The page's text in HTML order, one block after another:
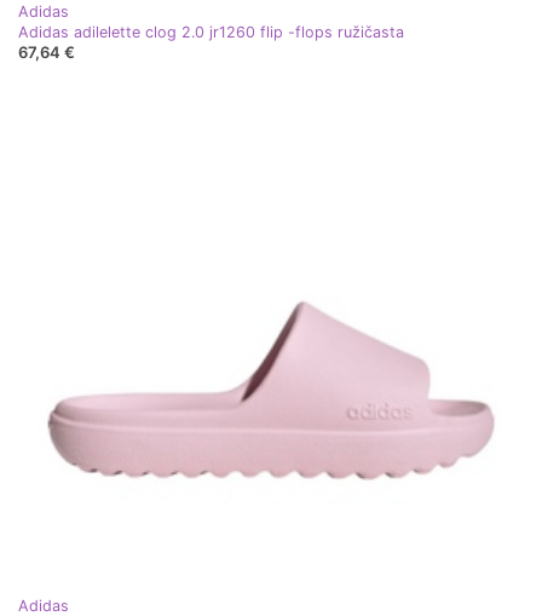
Adidas
Adidas adilelette clog 2.0 jr1260 flip -flops ružičasta
67,64 €
Adidas